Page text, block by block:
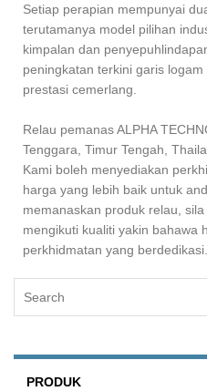
Setiap perapian mempunyai
terutamanya model pilihan
kimpalan dan
peningkatan terkini garis
prestasi cemerlang.
Relau pemanas ALPHA
Tenggara, Timur Tengah,
Kami boleh menyediakan
harga yang lebih baik untuk
memanaskan produk relau,
mengikuti kualiti yakin bahawa
perkhidmatan yang berdedikasi.
PRODUK